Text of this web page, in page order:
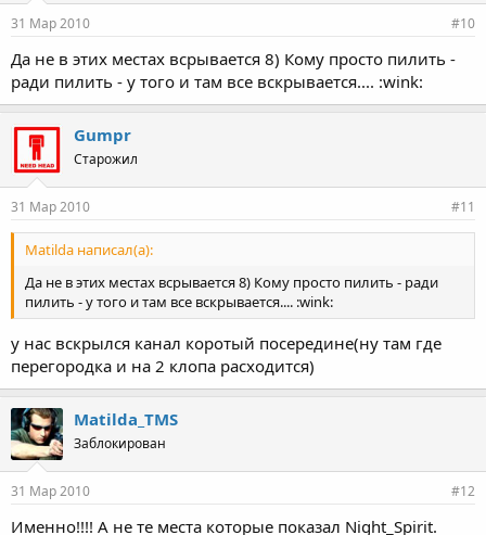
31 Мар 2010 #10
Да не в этих местах всрывается 8) Кому просто пилить -
ради пилить - у того и там все вскрывается.... :wink:
Gumpr
Старожил
31 Мар 2010 #11
Matilda написал(а):
Да не в этих местах всрывается 8) Кому просто пилить - ради
пилить - у того и там все вскрывается.... :wink:
у нас вскрылся канал коротый посередине(ну там где
перегородка и на 2 клопа расходится)
Matilda_TMS
Заблокирован
31 Мар 2010 #12
Именно!!!! А не те места которые показал Night_Spirit.